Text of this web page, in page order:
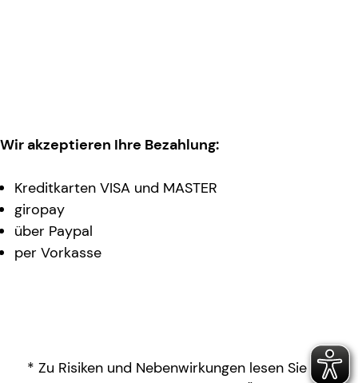
Wir akzeptieren Ihre Bezahlung:
Kreditkarten VISA und MASTER
giropay
über Paypal
per Vorkasse
* Zu Risiken und Nebenwirkungen lesen Sie die